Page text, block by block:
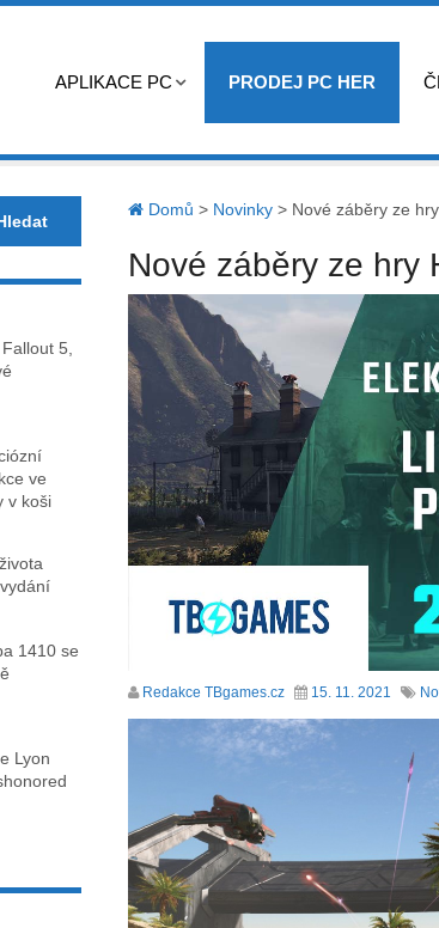
APLIKACE PC PRODEJ PC HER
Domů > Novinky> Nové záběry ze
Nové záběry ze hry
Redakce TBgames.cz 15. 11. 2021
5,
ve
v koši
1410 se
Lyon